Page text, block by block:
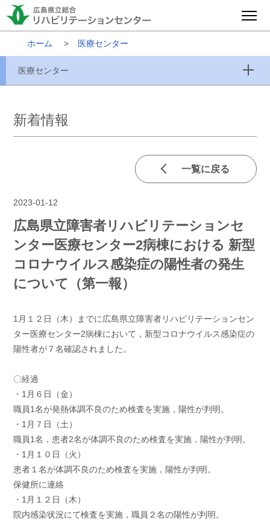
ホーム 医療センター
新着情報
一覧に戻る
2023-01-12
広島県立障害者リハビリテーションセ
ンター医療センター2病棟における 新型
コロナウイルス感染症の陽性者の発生
について（第一報）
1月１２日（木）までに広島県立障害者リハビリテーションセン
ター医療センター2病棟において，新型コロナウイルス感染症の
陽性者が７名確認されました。
〇経過
・1月６日（金）
職員1名が発熱体調不良のため検査を実施，陽性が判明。
・1月７日（土）
職員1名，患者2名が体調不良のため検査を実施，陽性が判明。
・1月１０日（火）
患者１名が体調不良のため検査を実施，陽性が判明。
保健所に連絡
・1月１２日（木）
院内感染状況にて検査を実施，職員２名の陽性が判明。
医療センター